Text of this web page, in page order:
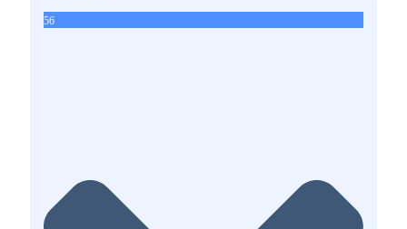
56